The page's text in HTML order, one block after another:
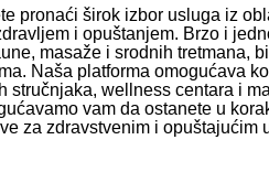
pronaći širok izbor usluga iz
i opuštanjem. Brzo i
masaže i srodnih tretmana,
Naša platforma omogućava
stručnjaka, wellness centara i
vam da ostanete u
za zdravstvenim i